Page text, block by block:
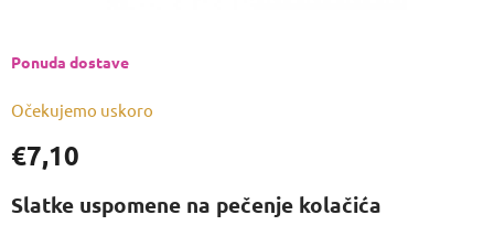
€7,10
Izmjeri
cijenu:
Očekujemo uskoro
Ponuda dostave
Slatke uspomene na pečenje kolačića